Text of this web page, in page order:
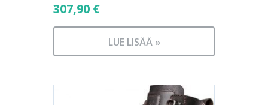
307,90 €
LUE LISÄÄ »